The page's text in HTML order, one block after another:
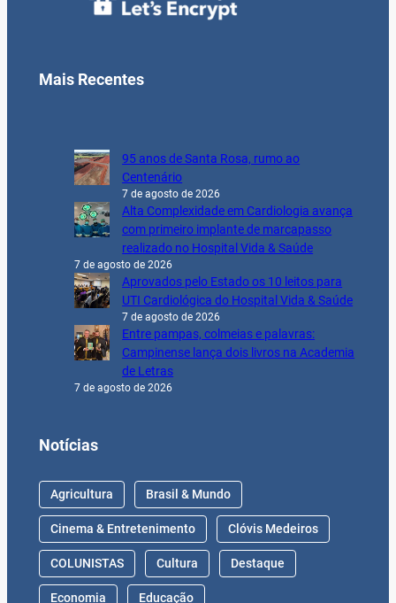
Mais Recentes
95 anos de Santa Rosa, rumo ao
Centenário
7 de agosto de 2026
Alta Complexidade em Cardiologia avança
com primeiro implante de marcapasso
realizado no Hospital Vida & Saúde
7 de agosto de 2026
Aprovados pelo Estado os 10 leitos para
UTI Cardiológica do Hospital Vida & Saúde
7 de agosto de 2026
Entre pampas, colmeias e palavras:
Campinense lança dois livros na Academia
de Letras
7 de agosto de 2026
Notícias
Agricultura Brasil & Mundo
Cinema & Entretenimento Clóvis Medeiros
COLUNISTAS Cultura Destaque
Economia Educação